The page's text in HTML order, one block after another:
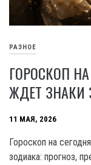
РАЗНОЕ
ГОРОСКОП
ЖДЕТ ЗНАКИ
11 МАЯ, 2026
Гороскоп на
зодиака: прогноз,